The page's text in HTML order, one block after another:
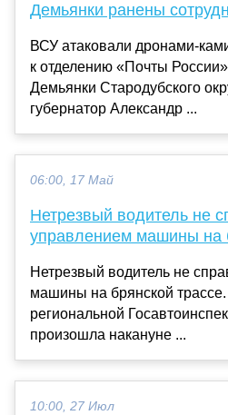
Демьянки ранены
ВСУ атаковали дронами-
к отделению «Почты
Демьянки Стародубского
губернатор Александр ...
06:00, 17 Май
Нетрезвый водитель не
управлением машины на
Нетрезвый водитель не
машины на брянской
региональной
произошла накануне ...
10:00, 27 Июл